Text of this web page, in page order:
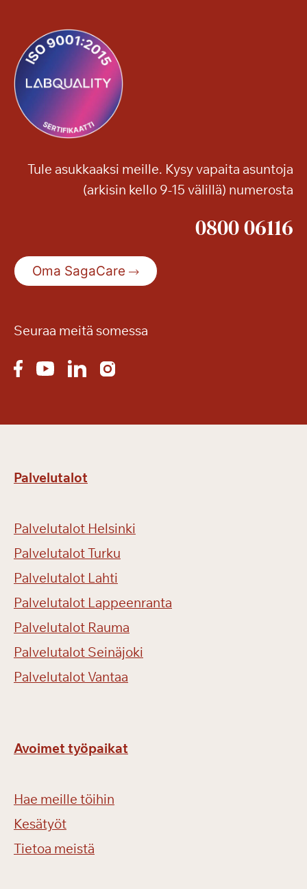
Tule asukkaaksi meille. Kysy vapaita asuntoja
(arkisin kello 9-15 välillä) numerosta
0800 06116
Oma SagaCare
Seuraa meitä somessa
Palvelutalot
Palvelutalot Helsinki
Palvelutalot Turku
Palvelutalot Lahti
Palvelutalot Lappeenranta
Palvelutalot Rauma
Palvelutalot Seinäjoki
Palvelutalot Vantaa
Avoimet työpaikat
Hae meille töihin
Kesätyöt
Tietoa meistä